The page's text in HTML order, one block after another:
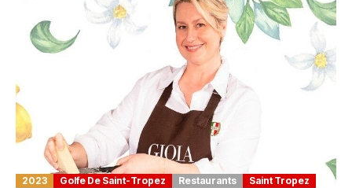
2023 Golfe De Saint-Tropez Restaurants Saint Tropez